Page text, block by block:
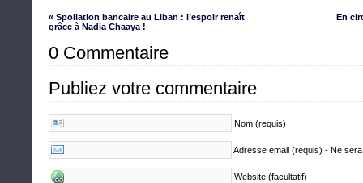
« Spoliation bancaire au Liban : l’espoir renaît
grâce à Nadia Chaaya !
En
0 Commentaire
Publiez votre commentaire
Nom (requis)
Adresse email (requis) - Ne
Website (facultatif)